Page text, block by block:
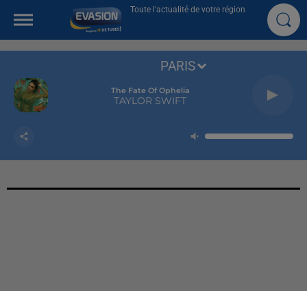
Toute l'actualité de votre région
The Fate Of Ophelia
TAYLOR SWIFT
PARIS